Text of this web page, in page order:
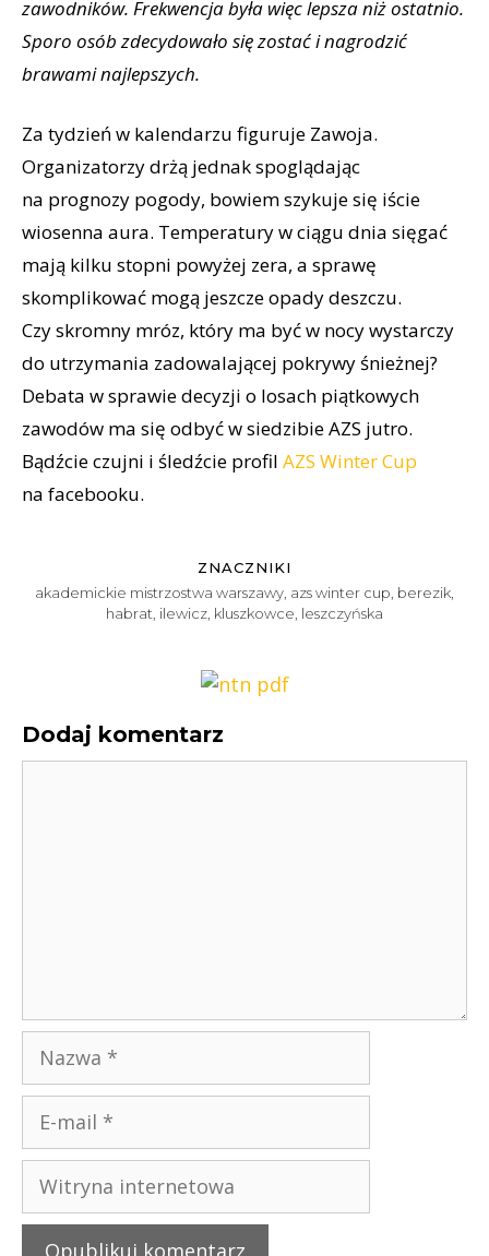
zawodników. Frekwencja była więc lepsza niż ostatnio.
Sporo osób zdecydowało się zostać i nagrodzić
brawami najlepszych.
Za tydzień w kalendarzu figuruje Zawoja.
Organizatorzy drżą jednak spoglądając
na prognozy pogody, bowiem szykuje się iście
wiosenna aura. Temperatury w ciągu dnia sięgać
mają kilku stopni powyżej zera, a sprawę
skomplikować mogą jeszcze opady deszczu.
Czy skromny mróz, który ma być w nocy wystarczy
do utrzymania zadowalającej pokrywy śnieżnej?
Debata w sprawie decyzji o losach piątkowych
zawodów ma się odbyć w siedzibie AZS jutro.
Bądźcie czujni i śledźcie profil AZS Winter Cup
na facebooku.
ZNACZNIKI
akademickie mistrzostwa warszawy azs winter cup berezik
habrat ilewicz kluszkowce leszczyńska
Dodaj komentarz